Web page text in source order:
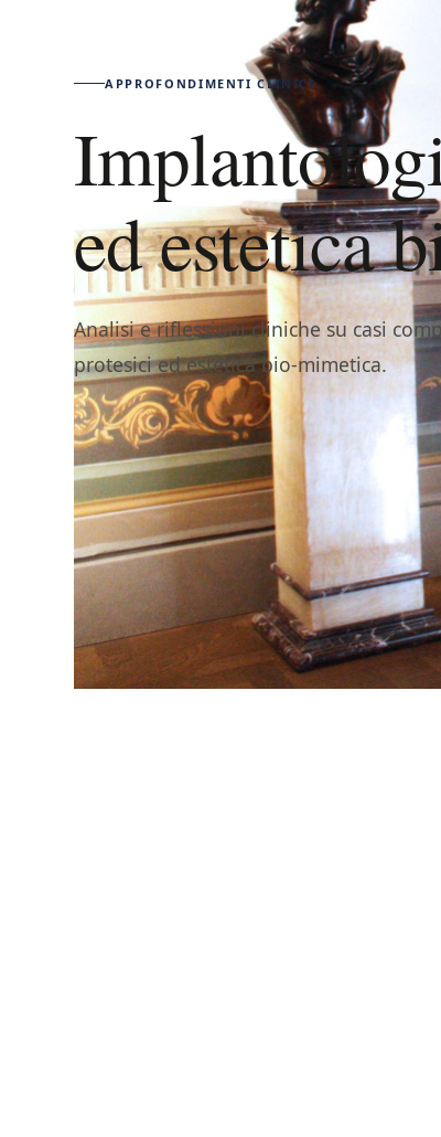
APPROFONDIMENTI CLINICI
ed estetica
Analisi e riflessioni cliniche su casi
protesici ed estetica bio-mimetica.